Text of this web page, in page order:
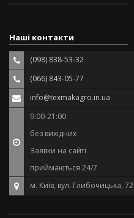
Наші контакти
(098) 838-53-32
(066) 843-05-77
info@texmakagro.in.ua
9:00-21:00
без вихідних
Заявки на сайті
приймаються 24/7
м. Київ, вул. Глибочицька, 72